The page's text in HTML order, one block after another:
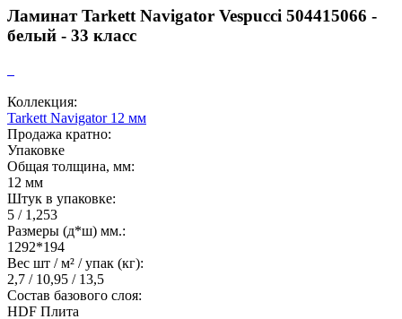
Ламинат Tarkett Navigator Vespucci 504415066 -
белый - 33 класс
Коллекция:
Tarkett Navigator 12 мм
Продажа кратно:
Упаковке
Общая толщина, мм:
12 мм
Штук в упаковке:
5 / 1,253
Размеры (д*ш) мм.:
1292*194
Вес шт / м² / упак (кг):
2,7 / 10,95 / 13,5
Состав базового слоя:
HDF Плита